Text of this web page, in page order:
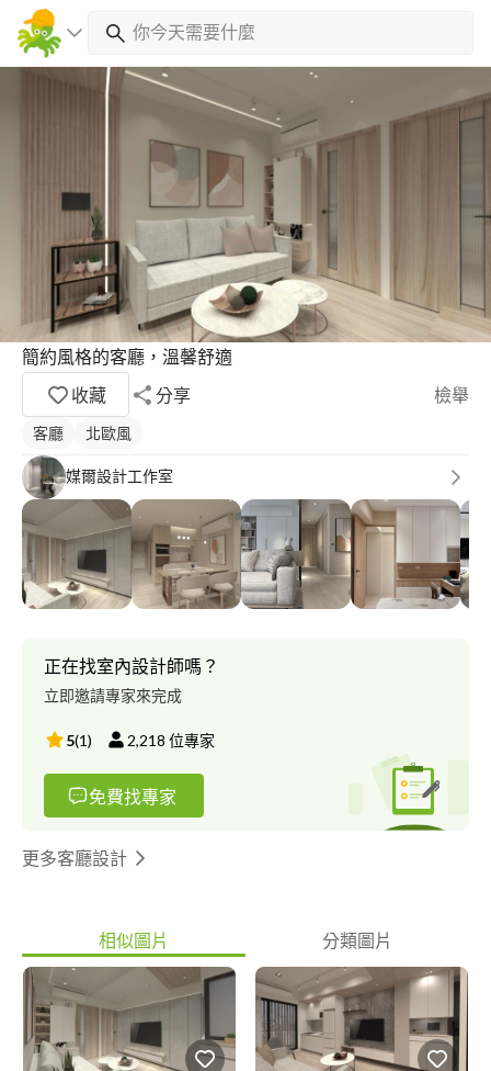
簡約風格的客廳，溫馨舒適
收藏
分享 檢舉
客廳 北歐風
媒爾設計工作室
正在找室內設計師嗎？
立即邀請專家來完成
5(1) 2,218 位專家
免費找專家
更多客廳設計
相似圖片 分類圖片